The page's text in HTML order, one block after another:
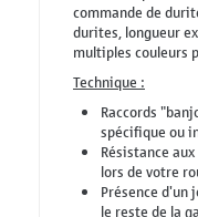
commande de
durites, longueur
multiples couleurs
Technique :
Raccords
spécifique ou
Résistance
lors de votre
Présence
le reste de la